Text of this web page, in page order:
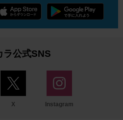
ラ公式SNS
X Instagram